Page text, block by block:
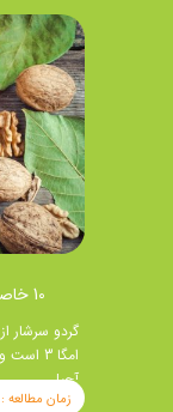
10 خاصیت شگفت انگیز گردو ببری سلامتی
گردو سرشار
امگا
آجیل …
زمان مطالعه :